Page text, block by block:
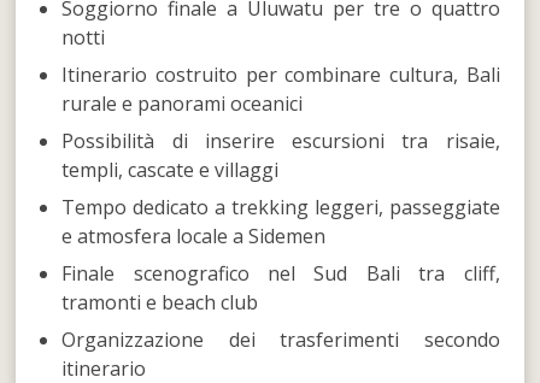
Soggiorno finale a Uluwatu per tre o quattro
notti
Itinerario costruito per combinare cultura, Bali
rurale e panorami oceanici
Possibilità di inserire escursioni tra risaie,
templi, cascate e villaggi
Tempo dedicato a trekking leggeri, passeggiate
e atmosfera locale a Sidemen
Finale scenografico nel Sud Bali tra cliff,
tramonti e beach club
Organizzazione dei trasferimenti secondo
itinerario